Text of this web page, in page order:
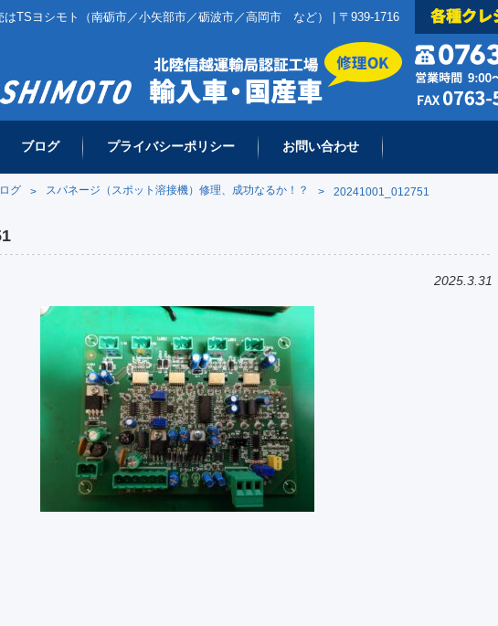
はTSヨシモト（南砺市／小矢部市／砺波市／高岡市 など） | 〒939-1716
ブログ プライバシーポリシー お問い合わせ
グ > スパネージ（スポット溶接機）修理、成功なるか！？ > 20241001_012751
2025.3.31